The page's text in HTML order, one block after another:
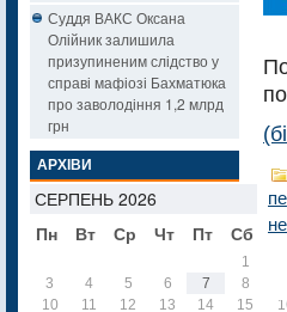
Суддя ВАКС Оксана
Олійник залишила
призупиненим слідство у
справі мафіозі Бахматюка
про заволодіння 1,2 млрд
грн
АРХІВИ
СЕРПЕНЬ 2026
Пн
Вт Ср Чт Пт Сб
1
3
4 5 6 7 8
10
11 12 13 14 15